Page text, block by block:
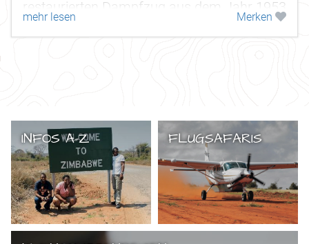
restaurierten Dampfzug aus dem Jahr 1953
mit Speise- Küchen-, und Aussichts-
Waggon. Der Zug...
mehr lesen Merken
INFOS A-Z FLUGSAFARIS